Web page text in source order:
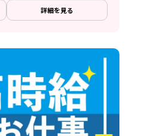
詳細を見る